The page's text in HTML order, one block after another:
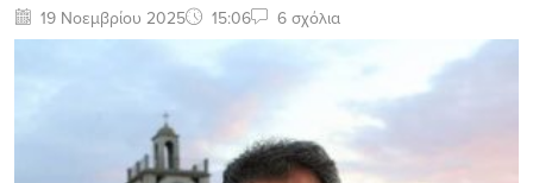
19 Νοεμβρίου 2025 15:06 6 σχόλια